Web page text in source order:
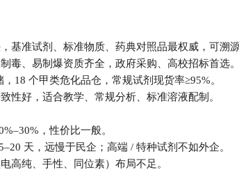
，性价比一般。
天，远慢于民企；高端 / 特种试剂不如外企。
高纯、手性、同位素）布局不足。
e.com